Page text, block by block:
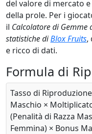
del valore di mercato
della prole. Per i
il Calcolatore di Gemme
statistiche diBlox Fruits,
e ricco di dati.
Formula di
Tasso di
Maschio ×
(Penalità di Razza
Femmina) × Bonus